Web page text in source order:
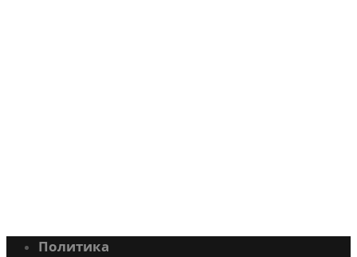
Политика